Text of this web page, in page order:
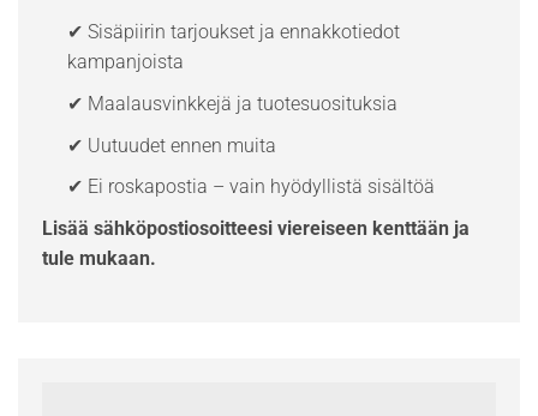
✔ Sisäpiirin tarjoukset ja ennakkotiedot
kampanjoista
✔ Maalausvinkkejä ja tuotesuosituksia
✔ Uutuudet ennen muita
✔ Ei roskapostia – vain hyödyllistä sisältöä
Lisää sähköpostiosoitteesi viereiseen kenttään ja
tule mukaan.